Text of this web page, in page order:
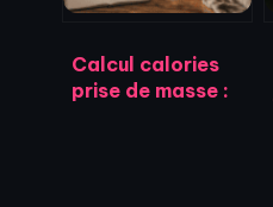
Calcul calories
prise de masse :